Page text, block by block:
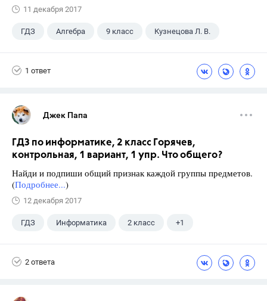
11 декабря 2017
ГДЗ Алгебра 9 класс Кузнецова Л. В.
1 ответ
Джек Папа
ГДЗ по информатике, 2 класс Горячев,
контрольная, 1 вариант, 1 упр. Что общего?
Найди и подпиши общий признак каждой группы предметов.
(Подробнее...)
12 декабря 2017
ГДЗ Информатика 2 класс +1
2 ответа